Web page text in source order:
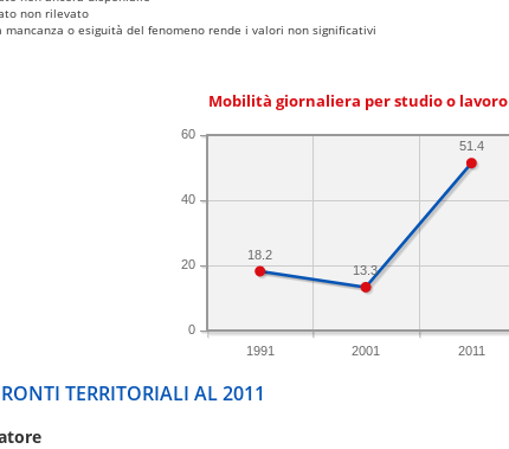
non rilevato
mancanza o esiguità del fenomeno rende i valori non significativi
Mobilità giornaliera per studio o lavoro
1991 2001 2011
0
20
40
60
51.4
13.3
18.2
TERRITORIALI AL 2011